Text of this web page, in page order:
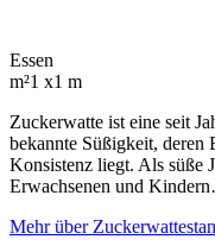
Essen
m²1 x1 m
Zuckerwatte ist eine seit
bekannte Süßigkeit, deren
Konsistenz liegt. Als süße
Erwachsenen und
Mehr über